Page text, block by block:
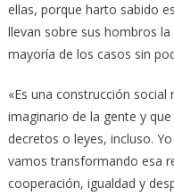
ellas, porque harto sabido
llevan sobre sus hombros
mayoría de los casos sin
«Es una construcción
imaginario de la gente y
decretos o leyes, incluso.
vamos transformando esa
cooperación, igualdad y